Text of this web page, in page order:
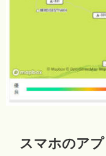
スマホのア